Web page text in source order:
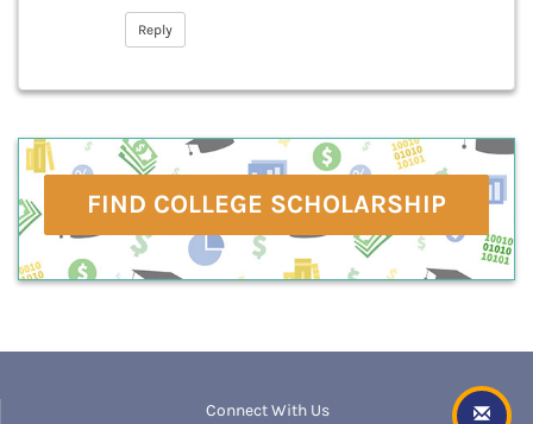
Reply
FIND COLLEGE SCHOLARSHIP
Connect With Us